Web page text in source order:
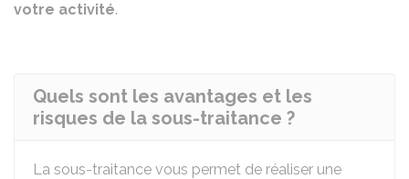
votre activité.
Quels sont les avantages et les
risques de la sous-traitance ?
La sous-traitance vous permet de réaliser une